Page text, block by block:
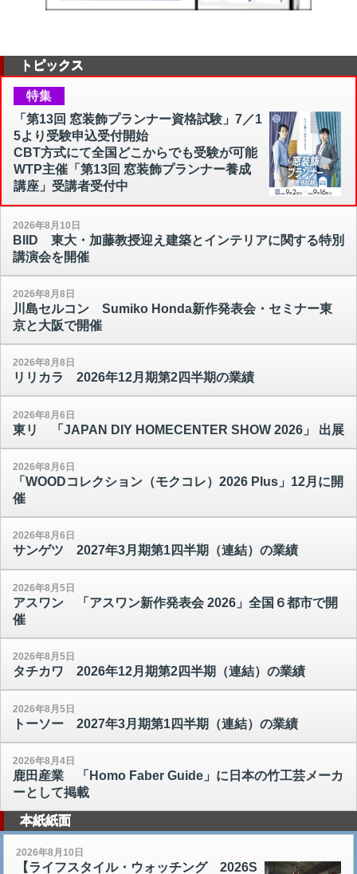
トピックス
特集
「第13回 窓装飾プランナー資格試験」7／1
5より受験申込受付開始
CBT方式にて全国どこからでも受験が可能
WTP主催「第13回 窓装飾プランナー養成
講座」受講者受付中
2026年8月10日
BIID 東大・加藤教授迎え建築とインテリアに関する特別
講演会を開催
2026年8月8日
川島セルコン Sumiko Honda新作発表会・セミナー東
京と大阪で開催
2026年8月8日
リリカラ 2026年12月期第2四半期の業績
2026年8月6日
東リ 「JAPAN DIY HOMECENTER SHOW 2026」 出展
2026年8月6日
「WOODコレクション（モクコレ）2026 Plus」12月に開
催
2026年8月6日
サンゲツ 2027年3月期第1四半期（連結）の業績
2026年8月5日
アスワン 「アスワン新作発表会 2026」全国６都市で開
催
2026年8月5日
タチカワ 2026年12月期第2四半期（連結）の業績
2026年8月5日
トーソー 2027年3月期第1四半期（連結）の業績
2026年8月4日
鹿田産業 「Homo Faber Guide」に日本の竹工芸メーカ
ーとして掲載
本紙紙面
2026年8月10日
【ライフスタイル・ウォッチング 2026S